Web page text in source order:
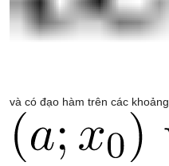
và có đạo hàm trên các khoảng